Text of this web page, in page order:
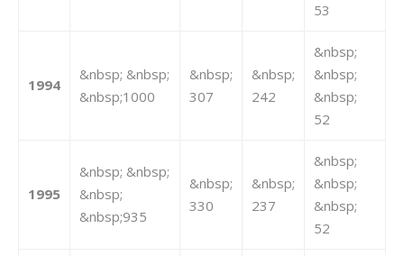
53
1994
&nbsp; &nbsp;
&nbsp;1000
&nbsp;
307
&nbsp;
242
&nbsp;
&nbsp;
&nbsp;
52
1995
&nbsp; &nbsp;
&nbsp;
&nbsp;935
&nbsp;
330
&nbsp;
237
&nbsp;
&nbsp;
&nbsp;
52